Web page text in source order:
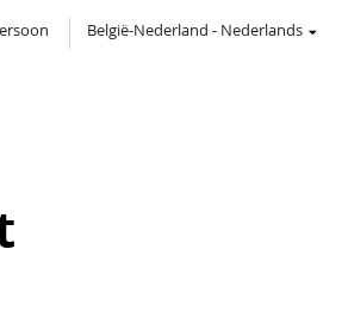
België-Nederland - Nederlands